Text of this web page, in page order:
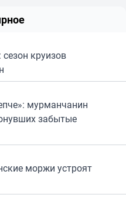
круизов
мурманчанин
забытые
моржи устроят